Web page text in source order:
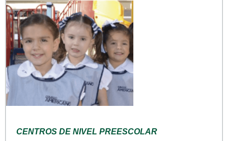
CENTROS DE NIVEL PREESCOLAR